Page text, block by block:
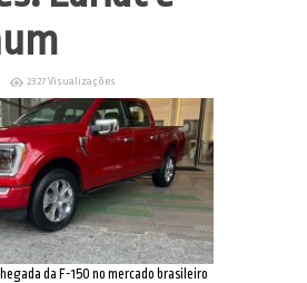
2327 Visualizações
da F-150 no mercado brasileiro